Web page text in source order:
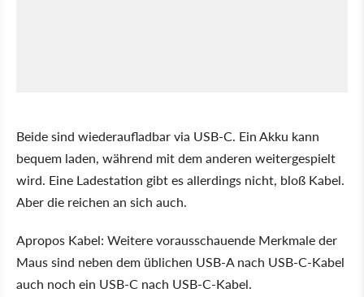
Beide sind wiederaufladbar via USB-C. Ein Akku kann
bequem laden, während mit dem anderen weitergespielt
wird. Eine Ladestation gibt es allerdings nicht, bloß Kabel.
Aber die reichen an sich auch.
Apropos Kabel: Weitere vorausschauende Merkmale der
Maus sind neben dem üblichen USB-A nach USB-C-Kabel
auch noch ein USB-C nach USB-C-Kabel.